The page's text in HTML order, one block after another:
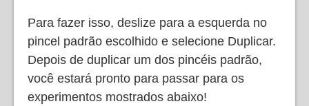
Para fazer isso, deslize para a esquerda no
pincel padrão escolhido e selecione Duplicar.
Depois de duplicar um dos pincéis padrão,
você estará pronto para passar para os
experimentos mostrados abaixo!